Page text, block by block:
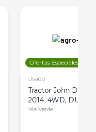
Ofertas Especiales
Usado
Tractor John Deere
2014, 4WD, DUAL
Isla Verde